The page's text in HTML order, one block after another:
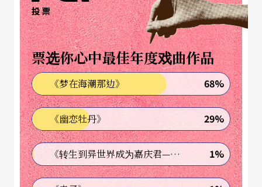
投票
票选你心中最佳年度戏曲作品
《梦在海潮那边》 68%
《幽恋牡丹》 29%
《转生到异世界成为嘉庆君—发现我的祖先是诈骗集团!?》 1%